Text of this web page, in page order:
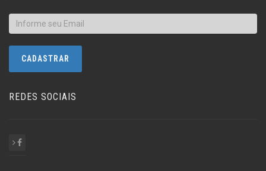
REDES SOCIAIS